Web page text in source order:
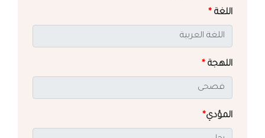
اللغة *
اللهجة *
المؤدي*